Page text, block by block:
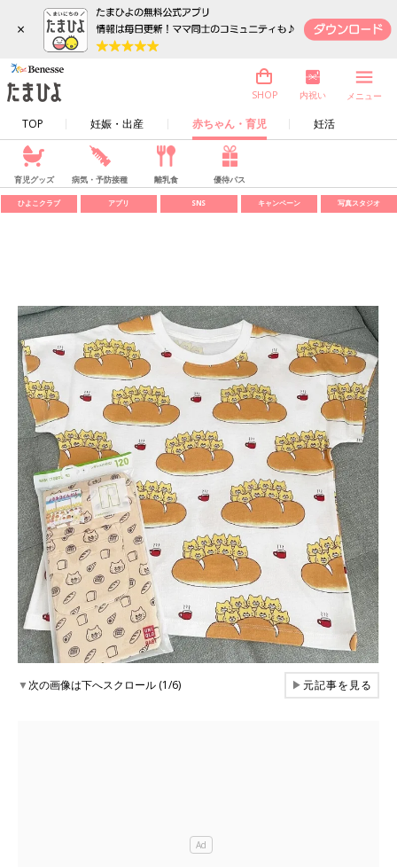
×
TOP 妊娠・出産 赤ちゃん・育児 妊活
SHOP 内祝い メニュー
育児グッズ 病気・予防接種 離乳食 優待パス
ひよこクラブ アプリ SNS キャンペーン 写真スタジオ
▼次の画像は下へスクロール (1/6) ▶元記事を見る